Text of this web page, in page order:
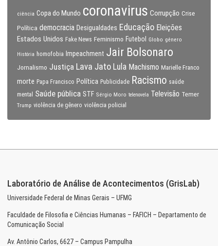
ciência Copa do Mundo coronavirus Corrupção Crise
Política democracia Desigualdades Educação Eleições
Estados Unidos Fake News Feminismo Futebol Globo gênero
História homofobia Impeachment Jair Bolsonaro
Jornalismo Justiça Lava Jato Lula Machismo Marielle Franco
morte Papa Francisco Política Publicidade Racismo saúde
mental
Saúde pública STF Sérgio Moro telenovela Televisão Temer
Trump violência de gênero violência policial
Laboratório de Análise de Acontecimentos (GrisLab)
Universidade Federal de Minas Gerais – UFMG
Faculdade de Filosofia e Ciências Humanas – FAFICH – Departamento de
Comunicação Social
Av. Antônio Carlos, 6627 – Campus Pampulha